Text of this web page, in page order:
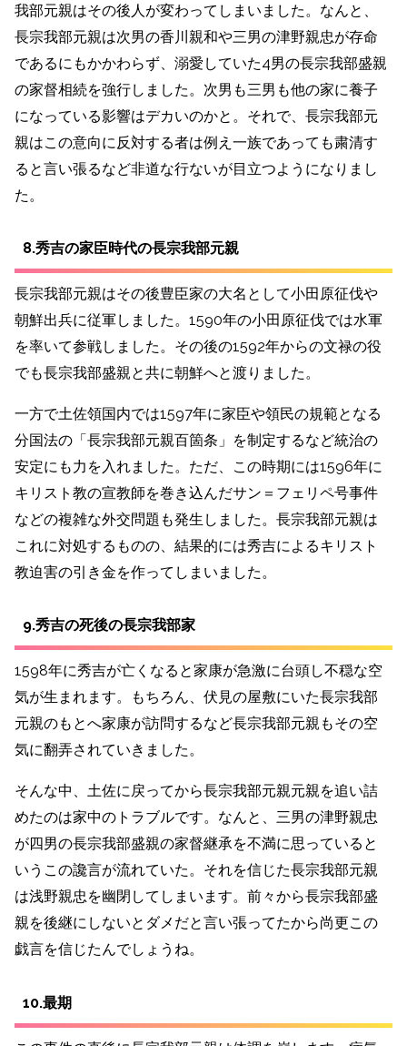
我部元親はその後人が変わってしまいました。なんと、
長宗我部元親は次男の香川親和や三男の津野親忠が存命
であるにもかかわらず、溺愛していた4男の長宗我部盛親
の家督相続を強行しました。次男も三男も他の家に養子
になっている影響はデカいのかと。それで、長宗我部元
親はこの意向に 反対する者は例え一族であっても粛清す
ると言い張るなど非道な行ないが目立つようになりまし
た。
8.秀吉の家臣時代の長宗我部元親
長宗我部元親はその後豊臣家の大名として小田原征伐や
朝鮮出兵に従軍しました。1590年の小田原征伐では水軍
を率いて参戦しました。その後の1592年からの文禄の役
でも長宗我部盛親と共に朝鮮へと渡りました。
一方で土佐領国内では1597年に家臣や領民の規範となる
分国法の「長宗我部元親百箇条」を制定するなど統治の
安定にも力を入れました。 ただ、この時期には1596年に
キリスト教の宣教師を巻き込んだサン＝フェリペ号事件
などの複雑な外交問題も発生しました。長宗我部元親は
これに対処するものの、結果的には秀吉によるキリスト
教迫害の引き金を作ってしまいました。
9.秀吉の死後の長宗我部家
1598年に秀吉が亡くなると家康が急激に台頭し不穏な空
気が生まれます。もちろん、伏見の屋敷にいた長宗我部
元親のもとへ家康が訪問するなど長宗我部元親もその空
気に翻弄されていきました。
そんな中、土佐に戻ってから長宗我部元親元親を追い詰
めたのは家中のトラブルです。なんと、三男の津野親忠
が四男の長宗我部盛親の家督継承を不満に思っていると
いう この讒言が流れていた。それを信じた長宗我部元親
は浅野親忠を幽閉してしまいます。前々から長宗我部盛
親を後継にしないとダメだと言い張ってたから尚更この
戯言を信じたんでしょうね。
10.最期